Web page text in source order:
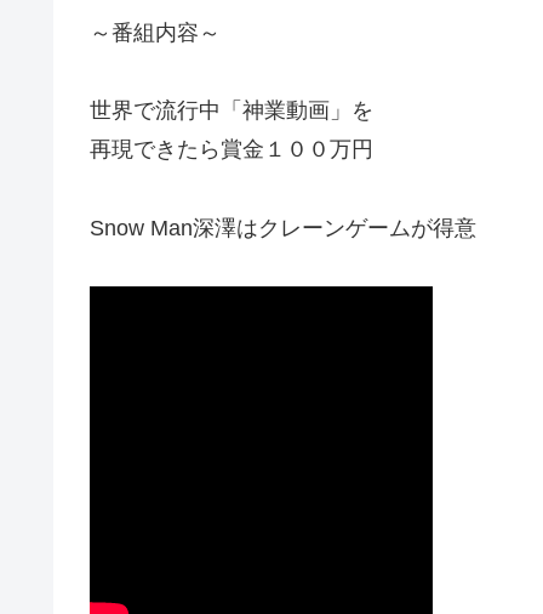
～番組内容～
世界で流行中「神業動画」を
再現できたら賞金１００万円
Snow Man深澤はクレーンゲームが得意